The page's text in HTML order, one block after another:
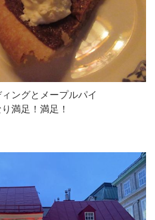
ングとメープルパイ
満足！満足！